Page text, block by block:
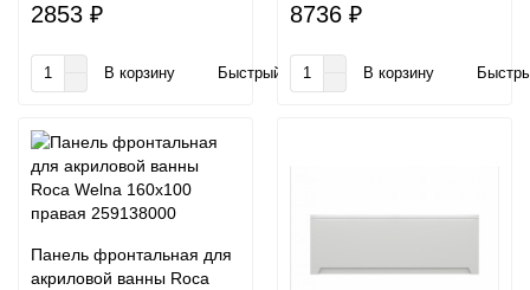
2853 ₽
В корзину Быстрый заказ
8736 ₽
В корзину
Панель фронтальная для
акриловой ванны Roca